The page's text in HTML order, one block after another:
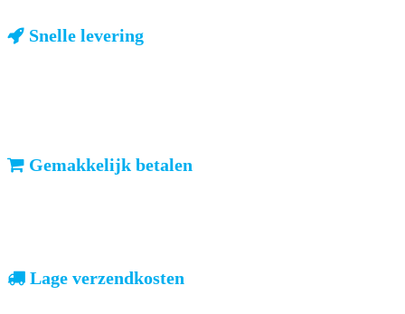
Snelle levering
Gemakkelijk betalen
Lage verzendkosten